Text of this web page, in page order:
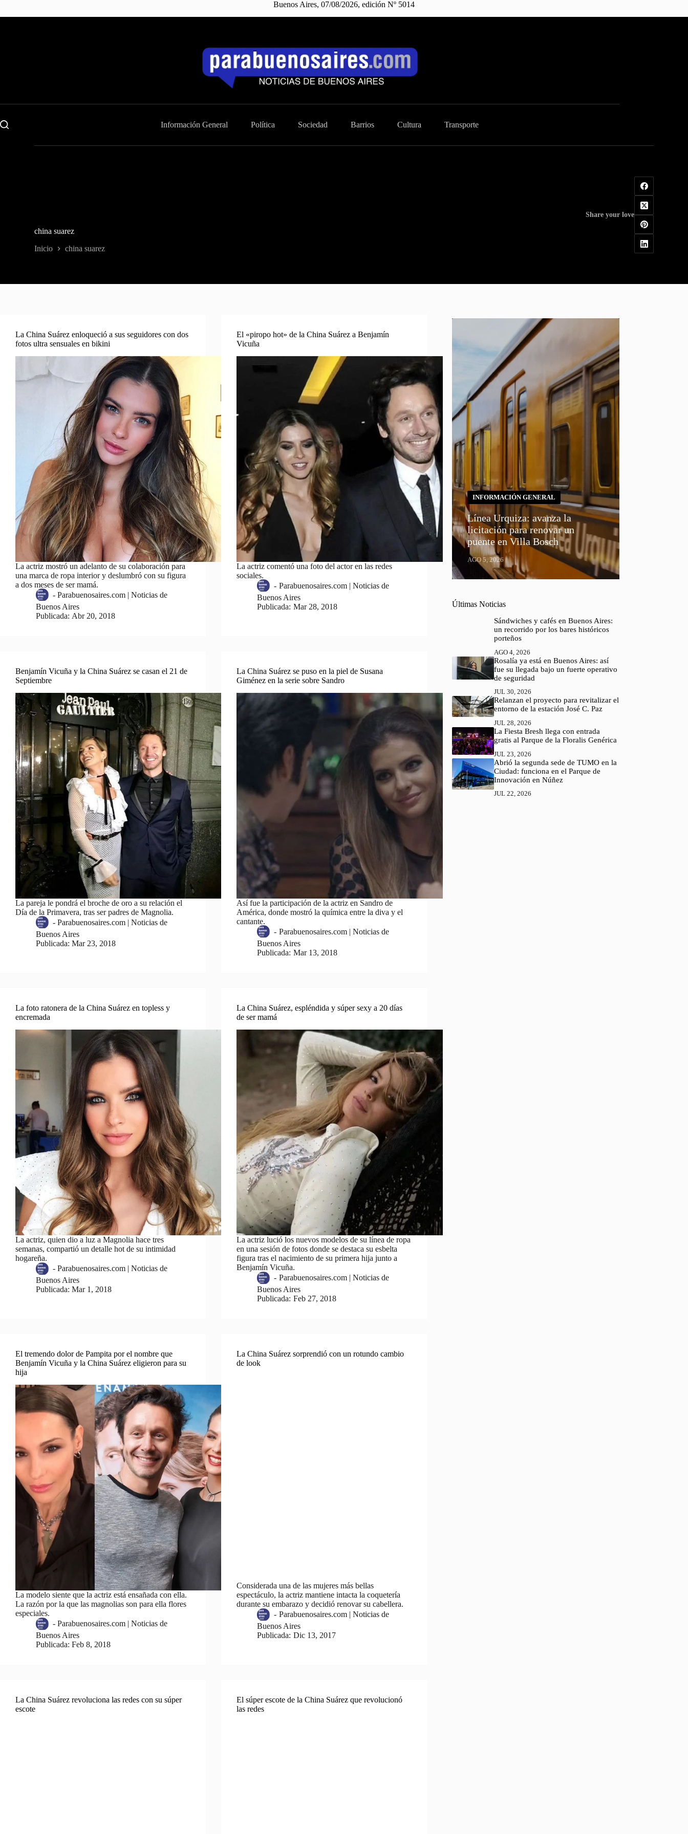
Buenos Aires, 07/08/2026, edición Nº 5014
Información General Política Sociedad Barrios Cultura Transporte
china suarez
Inicio china suarez
Share your love
La China Suárez enloqueció a sus seguidores con dos
fotos ultra sensuales en bikini
La actriz mostró un adelanto de su colaboración para
una marca de ropa interior y deslumbró con su figura
a dos meses de ser mamá.
- Parabuenosaires.com | Noticias de
Buenos Aires
Publicada: Abr 20, 2018
El «piropo hot» de la China Suárez a Benjamín
Vicuña
La actriz comentó una foto del actor en las redes
sociales.
- Parabuenosaires.com | Noticias de
Buenos Aires
Publicada: Mar 28, 2018
Benjamín Vicuña y la China Suárez se casan el 21 de
Septiembre
La pareja le pondrá el broche de oro a su relación el
Día de la Primavera, tras ser padres de Magnolia.
- Parabuenosaires.com | Noticias de
Buenos Aires
Publicada: Mar 23, 2018
La China Suárez se puso en la piel de Susana
Giménez en la serie sobre Sandro
Así fue la participación de la actriz en Sandro de
América, donde mostró la química entre la diva y el
cantante.
- Parabuenosaires.com | Noticias de
Buenos Aires
Publicada: Mar 13, 2018
La foto ratonera de la China Suárez en topless y
encremada
La actriz, quien dio a luz a Magnolia hace tres
semanas, compartió un detalle hot de su intimidad
hogareña.
- Parabuenosaires.com | Noticias de
Buenos Aires
Publicada: Mar 1, 2018
La China Suárez, espléndida y súper sexy a 20 días
de ser mamá
La actriz lució los nuevos modelos de su línea de ropa
en una sesión de fotos donde se destaca su esbelta
figura tras el nacimiento de su primera hija junto a
Benjamín Vicuña.
- Parabuenosaires.com | Noticias de
Buenos Aires
Publicada: Feb 27, 2018
El tremendo dolor de Pampita por el nombre que
Benjamín Vicuña y la China Suárez eligieron para su
hija
La modelo siente que la actriz está ensañada con ella.
La razón por la que las magnolias son para ella flores
especiales.
- Parabuenosaires.com | Noticias de
Buenos Aires
Publicada: Feb 8, 2018
La China Suárez sorprendió con un rotundo cambio
de look
Considerada una de las mujeres más bellas
espectáculo, la actriz mantiene intacta la coquetería
durante su embarazo y decidió renovar su cabellera.
- Parabuenosaires.com | Noticias de
Buenos Aires
Publicada: Dic 13, 2017
La China Suárez revoluciona las redes con su súper
escote
El súper escote de la China Suárez que revolucionó
las redes
INFORMACIÓN GENERAL
Línea Urquiza: avanza la
licitación para renovar un
puente en Villa Bosch
AGO 5, 2026
Últimas Noticias
Sándwiches y cafés en Buenos Aires:
un recorrido por los bares históricos
porteños
AGO 4, 2026
Rosalía ya está en Buenos Aires: así
fue su llegada bajo un fuerte operativo
de seguridad
JUL 30, 2026
Relanzan el proyecto para revitalizar el
entorno de la estación José C. Paz
JUL 28, 2026
La Fiesta Bresh llega con entrada
gratis al Parque de la Floralis Genérica
JUL 23, 2026
Abrió la segunda sede de TUMO en la
Ciudad: funciona en el Parque de
Innovación en Núñez
JUL 22, 2026